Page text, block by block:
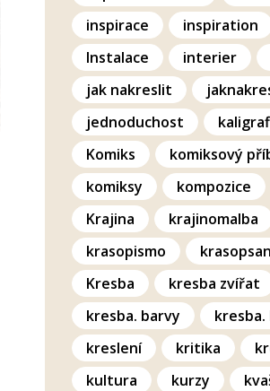
inspirace
inspiration
Instalace
interier
jak nakreslit
jednoduchost
Komiks
komiksový
komiksy
kompozice
Krajina
krajinomalba
krasopismo
Kresba
kresba zvířat
kresba. barvy
kreslení
kritika
kultura
kurzy